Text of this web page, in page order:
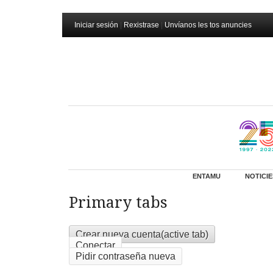
Iniciar sesión Rexistrase Unvíanos les tos anuncies
ENTAMU
Primary tabs
Crear nueva cuenta(active tab)
Conectar
Pidir contraseña nueva